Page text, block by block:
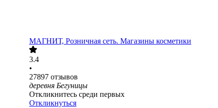
МАГНИТ, Розничная сеть. Магазины косметики
3.4
•
27897 отзывов
деревня Бегуницы
Откликнитесь среди первых
Откликнуться